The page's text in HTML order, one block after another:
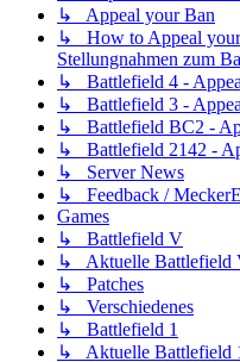
↳ Appeal your Ban
↳ How to Appeal
Stellungnahmen zum
↳ Battlefield 4 -
↳ Battlefield 3 -
↳ Battlefield BC2 -
↳ Battlefield 2142 -
↳ Server News
↳ Feedback /
Games
↳ Battlefield V
↳ Aktuelle Battlefield
↳ Patches
↳ Verschiedenes
↳ Battlefield 1
↳ Aktuelle Battlefield